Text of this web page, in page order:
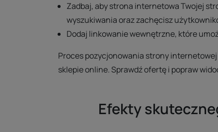
Zadbaj, aby strona internetowa Twojej
wyszukiwania oraz zachęcisz
Dodaj linkowanie wewnętrzne, które
Proces pozycjonowania strony internetowej
sklepie online. Sprawdź ofertę i popraw
Efekty